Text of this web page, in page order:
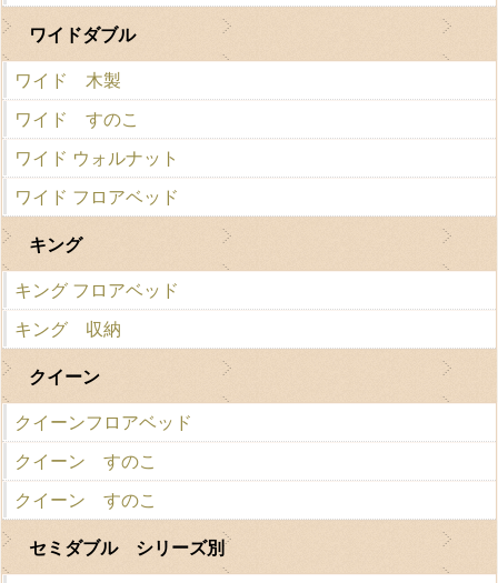
ワイドダブル
ワイド 木製
ワイド すのこ
ワイド ウォルナット
ワイド フロアベッド
キング
キング フロアベッド
キング 収納
クイーン
クイーンフロアベッド
クイーン すのこ
クイーン すのこ
セミダブル シリーズ別